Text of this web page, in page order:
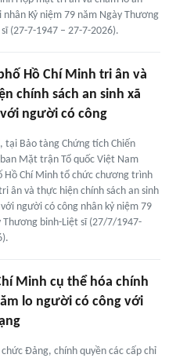
nhân Kỷ niệm 79 năm Ngày Thương
(27-7-1947 – 27-7-2026).
Hồ Chí Minh tri ân và
chính sách an sinh xã
người có công
tại Bảo tàng Chứng tích Chiến
Mặt trận Tổ quốc Việt Nam
Hồ Chí Minh tổ chức chương trình
ân và thực hiện chính sách an sinh
người có công nhân kỷ niệm 79
Thương binh-Liệt sĩ (27/7/1947-
Minh cụ thể hóa chính
lo người có công với
chức Đảng, chính quyền các cấp chỉ